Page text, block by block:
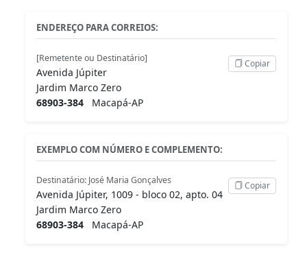
ENDEREÇO PARA CORREIOS:
[Remetente ou Destinatário]
Avenida Júpiter
Jardim Marco Zero
68903-384 Macapá-AP
Copiar
EXEMPLO COM NÚMERO E COMPLEMENTO:
Destinatário: José Maria Gonçalves
Avenida Júpiter, 1009 - bloco 02, apto. 04
Jardim Marco Zero
68903-384 Macapá-AP
Copiar